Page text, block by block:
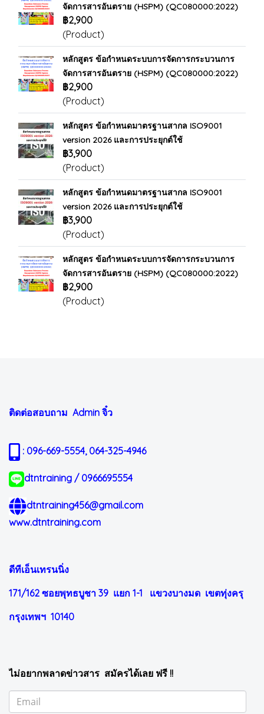
จัดการสารอันตราย (HSPM) (QC080000:2022)
฿2,900
(Product)
หลักสูตร ข้อกำหนดระบบการจัดการกระบวนการ
จัดการสารอันตราย (HSPM) (QC080000:2022)
฿2,900
(Product)
หลักสูตร ข้อกำหนดมาตรฐานสากล ISO9001
version 2026 และการประยุกต์ใช้
฿3,900
(Product)
หลักสูตร ข้อกำหนดมาตรฐานสากล ISO9001
version 2026 และการประยุกต์ใช้
฿3,900
(Product)
หลักสูตร ข้อกำหนดระบบการจัดการกระบวนการ
จัดการสารอันตราย (HSPM) (QC080000:2022)
฿2,900
(Product)
ติดต่อสอบถาม Admin จิ๋ว
: 096-669-5554, 064-325-4946
dtntraining / 0966695554
dtntraining456@gmail.com
www.dtntraining.com
ดีทีเอ็นเทรนนิ่ง
171/162 ซอยพุทธบูชา 39 แยก 1-1 แขวงบางมด เขตทุ่งครุ
กรุงเทพฯ 10140
ไม่อยากพลาดข่าวสาร สมัครได้เลย ฟรี !!